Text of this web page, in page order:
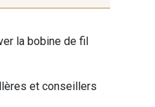
la bobine de fil
et conseillers